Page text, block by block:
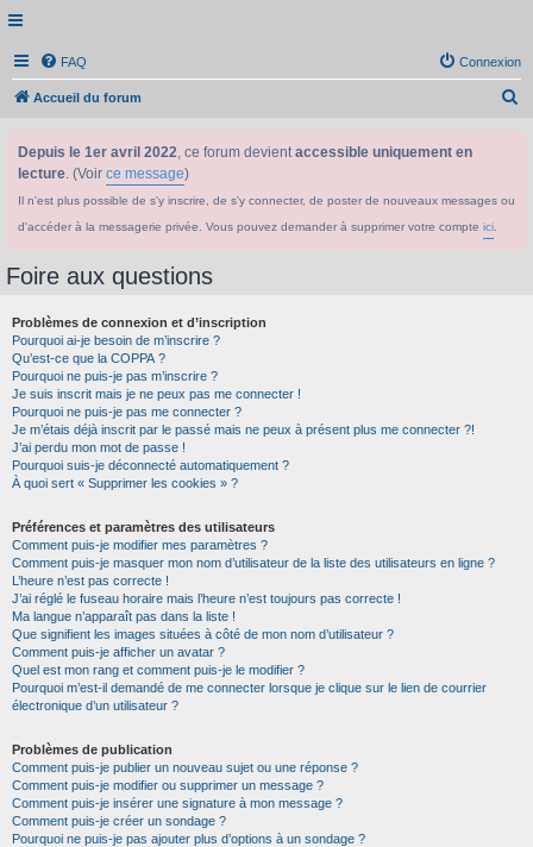
FAQ Connexion
Accueil du forum
Depuis le 1er avril 2022, ce forum devientaccessible uniquement en
lecture. (Voir ce message)
Il n'est plus possible de s'y inscrire, de s'y connecter, de poster de nouveaux messages ou
d'accéder à la messagerie privée. Vous pouvez demander à supprimer votre compte ici
Foire aux questions
Problèmes de connexion et d’inscription
Pourquoi ai-je besoin de m’inscrire ?
Qu’est-ce que la COPPA ?
Pourquoi ne puis-je pas m’inscrire ?
Je suis inscrit mais je ne peux pas me connecter !
Pourquoi ne puis-je pas me connecter ?
Je m’étais déjà inscrit par le passé mais ne peux à présent plus me connecter ?!
J’ai perdu mon mot de passe !
Pourquoi suis-je déconnecté automatiquement ?
À quoi sert « Supprimer les cookies » ?
Préférences et paramètres des utilisateurs
Comment puis-je modifier mes paramètres ?
Comment puis-je masquer mon nom d’utilisateur de la liste des utilisateurs en ligne ?
L’heure n’est pas correcte !
J’ai réglé le fuseau horaire mais l’heure n’est toujours pas correcte !
Ma langue n’apparaît pas dans la liste !
Que signifient les images situées à côté de mon nom d’utilisateur ?
Comment puis-je afficher un avatar ?
Quel est mon rang et comment puis-je le modifier ?
Pourquoi m’est-il demandé de me connecter lorsque je clique sur le lien de courrier
électronique d’un utilisateur ?
Problèmes de publication
Comment puis-je publier un nouveau sujet ou une réponse ?
Comment puis-je modifier ou supprimer un message ?
Comment puis-je insérer une signature à mon message ?
Comment puis-je créer un sondage ?
Pourquoi ne puis-je pas ajouter plus d’options à un sondage ?